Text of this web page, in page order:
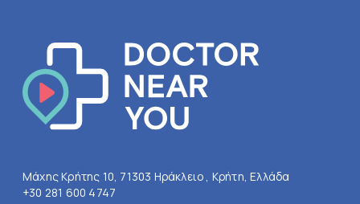
Μάχης Κρήτης 10, 71303 Ηράκλειο , Κρήτη, Ελλάδα
+30 281 600 4747